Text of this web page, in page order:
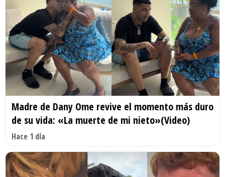
Madre de Dany Ome revive el momento más duro
de su vida: «La muerte de mi nieto»(Video)
Hace 1 día